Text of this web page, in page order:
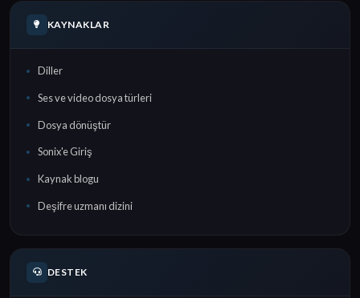
KAYNAKLAR
Diller
Ses ve video dosya türleri
Dosya dönüştür
Sonix'e Giriş
Kaynak blogu
Deşifre uzmanı dizini
DESTEK